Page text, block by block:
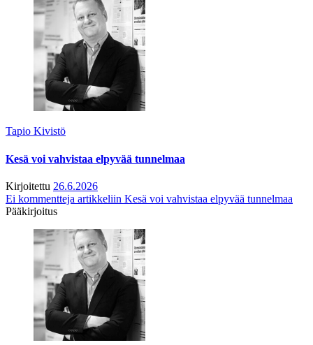
Tapio Kivistö
Kesä voi vahvistaa elpyvää tunnelmaa
Kirjoitettu 26.6.2026
Ei kommentteja artikkeliin Kesä voi vahvistaa elpyvää tunnelmaa
Pääkirjoitus